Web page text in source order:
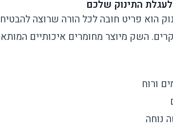
התינוק שלכם
הוא פריט חובה לכל הורה שרוצה
השק מיוצר מחומרים איכותיים
ורוח
נוחה